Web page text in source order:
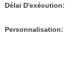
Délai D'exécution:
Personnalisation: